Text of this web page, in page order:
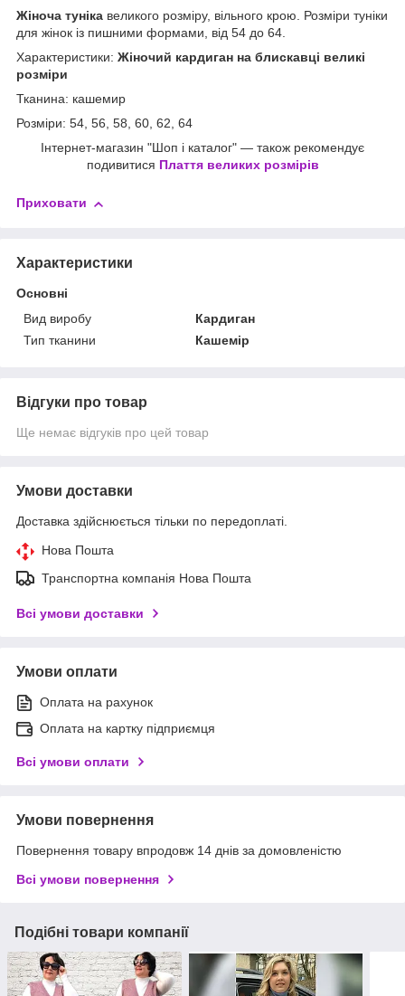
Жіноча туніка великого розміру, вільного крою. Розміри туніки
для жінок із пишними формами, від 54 до 64.
Характеристики: Жіночий кардиган на блискавці великі
розміри
Тканина: кашемир
Розміри: 54, 56, 58, 60, 62, 64
Інтернет-магазин "Шоп і каталог" — також рекомендує
подивитися Плаття великих розмірів
Приховати
Характеристики
Основні
Вид виробу
Кардиган
Тип тканини
Кашемір
Відгуки про товар
Ще немає відгуків про цей товар
Умови доставки
Доставка здійснюється тільки по передоплаті.
Нова Пошта
Транспортна компанія Нова Пошта
Всі умови доставки
Умови оплати
Оплата на рахунок
Оплата на картку підприємця
Всі умови оплати
Умови повернення
Повернення товару впродовж 14 днів за домовленістю
Всі умови повернення
Подібні товари компанії